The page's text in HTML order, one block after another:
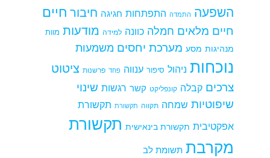
השפעה התמדה התפתחות חגיגה חיבור חיים
חיים מלאים חמלה כוונה למידה מודעות מוות
מנהיגות מסע מערכת יחסים משמעות
נוכחות ניהול סיפור ענווה פחד פרשנות ציטוט
צרכים קבלה קונפליקט קשר רגשות שינוי
שיפוטיות שמחה תקווה תקשורת תקשורת
אפקטיבית תקשורת בינאישית תקשורת
מקרבת תשומת לב